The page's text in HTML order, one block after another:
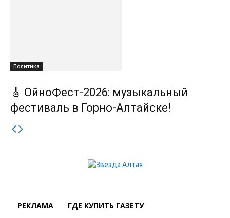
Политика
🎸 ОйноФест-2026: музыкальный
фестиваль в Горно-Алтайске!
РЕКЛАМА ГДЕ КУПИТЬ ГАЗЕТУ